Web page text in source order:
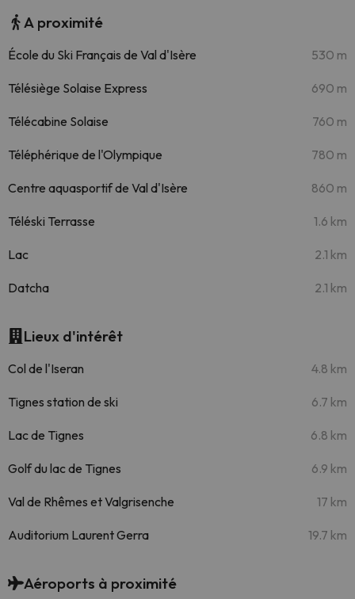
A proximité
École du Ski Français de Val d'Isère 530 m
Télésiège Solaise Express 690 m
Télécabine Solaise 760 m
Téléphérique de l'Olympique 780 m
Centre aquasportif de Val d'Isère 860 m
Téléski Terrasse 1.6 km
Lac 2.1 km
Datcha 2.1 km
Lieux d'intérêt
Col de l'Iseran 4.8 km
Tignes station de ski 6.7 km
Lac de Tignes 6.8 km
Golf du lac de Tignes 6.9 km
Val de Rhêmes et Valgrisenche 17 km
Auditorium Laurent Gerra 19.7 km
Aéroports à proximité